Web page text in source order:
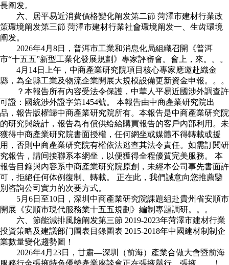
長阐发。
六、居平易近消費價格變化阐发第二節 菏澤市建材行業政
策環境阐发第三節 菏澤市建材行業社會環境阐发一、生齿環境
阐发。
2026年4月8日，普洱市工業和消息化局組織召開《普洱
市“十五五”新型工業化發展規劃》專家評審會。會上，來。。。
4月14日上午，中商產業研究院項目核心專家應邀赴織金
縣，為全縣工業及物流企業開展大規模設備更新資金申報。。。
？本報告所有內容受法令保護，中華人平易近國涉外調查許
可證：國統涉外證字第1454號。 本報告由中商產業研究院出
品，報告版權歸中商產業研究院所有。本報告是中商產業研究院
的研究與統計，報告為有償供给給購買報告的客戶內部利用。未
獲得中商產業研究院書面授權，任何網坐或媒體不得轉載或援
用，否則中商產業研究院有權依法逃查其法令責任。如需訂閱研
究報告，請间接聯系本網坐，以便獲得全程優質完美服務。 本
報告目錄與內容系中商產業研究院原創，未經本公司事先書面許
可，拒絕任何体例復制、轉載。 正在此，我們誠意向您推薦鑒
別咨詢公司實力的次要方式。
5月6日至10日，深圳中商產業研究院課題組赴貴州省安順市
開展《安順市現代服務業十五五規劃》編制專題調研。。。
六、節能減排風險阐发第三節 2019-2023年菏澤市建材行業
投資策略及建議部门圖表目錄圖表 2015-2018年中國建材制制企
業數量變化趨勢圖！
2026年4月23日，甘肅—深圳（前海）產業合做大會暨前海
服務行金張掖特色優勢產業座談會正在張掖舉行。張掖。。！